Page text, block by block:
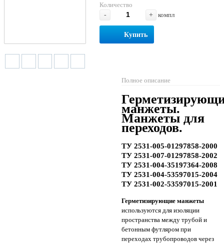
Количество
-
+ компл
Купить
Полное описание
манжеты.
Манжеты для
переходов.
ТУ 2531-005-01297858-2000
ТУ 2531-007-01297858-2002
ТУ 2531-004-35197364-2008
ТУ 2531-004-53597015-2004
ТУ 2531-002-53597015-2001
Герметизирующие манжеты
используются для изоляции
пространства между трубой и
бетонным футляром при
переходах трубопроводов через